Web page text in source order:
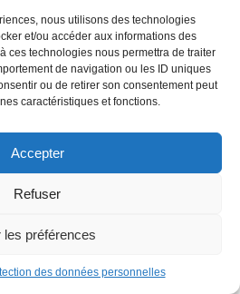
nous utilisons des technologies
et/ou accéder aux informations des
ces technologies nous permettra de traiter
de navigation ou les ID uniques
ou de retirer son consentement peut
caractéristiques et fonctions.
Accepter
Refuser
les préférences
des données personnelles